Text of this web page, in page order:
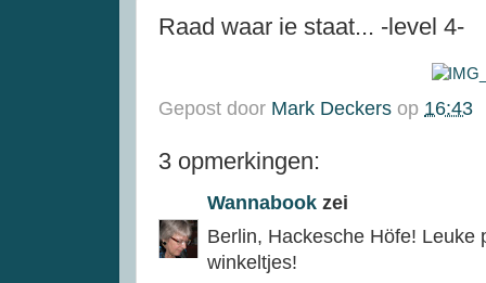
Raad waar ie staat... -level 4-
Gepost door Mark Deckers op 16:43
3 opmerkingen:
Wannabook zei
Berlin, Hackesche Höfe! Leuke
winkeltjes!